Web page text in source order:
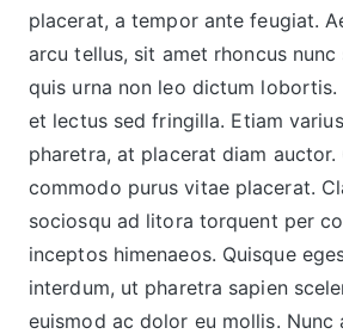
placerat, a tempor ante feugiat.
arcu tellus, sit amet rhoncus
quis urna non leo dictum lobortis.
et lectus sed fringilla. Etiam
pharetra, at placerat diam auctor.
commodo purus vitae placerat.
sociosqu ad litora torquent per
inceptos himenaeos. Quisque
interdum, ut pharetra sapien
euismod ac dolor eu mollis.